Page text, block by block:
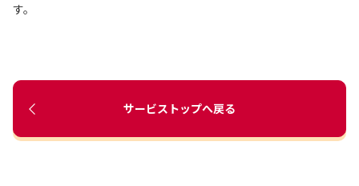
す。
サービストップへ戻る